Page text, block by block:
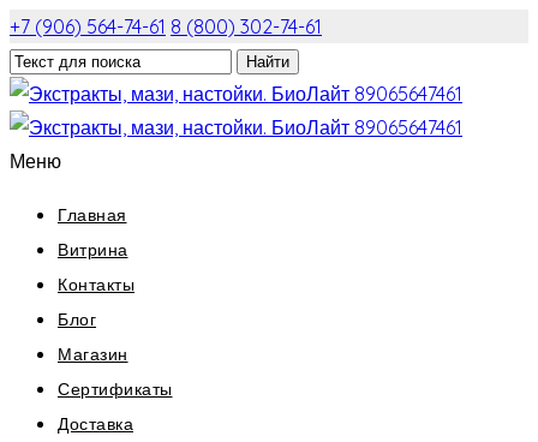
+7 (906) 564-74-61 8 (800) 302-74-61
Меню
Главная
Витрина
Контакты
Блог
Магазин
Сертификаты
Доставка